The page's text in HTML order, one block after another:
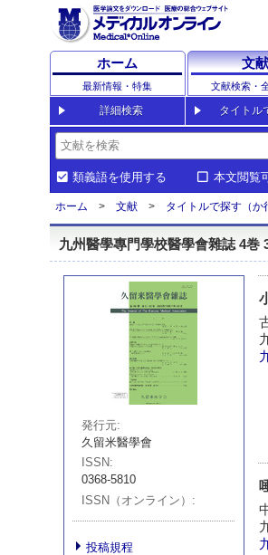
ホーム
最新情報・特集
文献
文献検索・
詳細検索 タイトル
類義語を使用する 本文閲覧
ホーム 文献 タイトルで探す（か
九州醫學專門學校醫學會雜誌 4巻
発行元
久留米醫學會
ISSN
0368-5810
ISSN（オンライン）
投稿規程